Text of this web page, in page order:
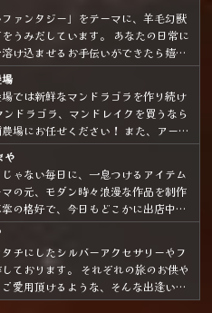
ファンタジー」をテーマに、羊毛幻獣
うみだしています。 あなたの日常に
け込ませるお手伝いができたら嬉し
では新鮮なマンドラゴラを作り続け
ドラゴラ、マンドレイクを買うなら
お任せください！ また、アート
瓶など様々な魔法雑貨も取り扱いあ
がいします。
や
じゃない毎日に、一息つけるアイテム
の元、モダン時々浪漫な作品を制作
の格好で、今日もどこかに出店中。
を駆り、星々をめぐりながら商いを
です。
チにしたシルバーアクセサリーやフ
ております。 それぞれの旅のお供や
愛用頂けるような、そんな出逢いと
す！